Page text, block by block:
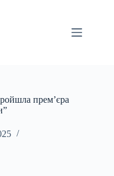
прем’єра